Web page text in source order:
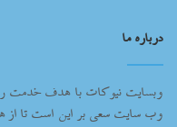
درباره ما
وبسایت نیوکات با هدف خدمت
وب سایت سعی بر این است تا از